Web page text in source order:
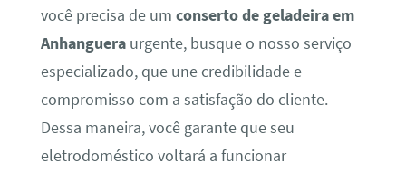
você precisa de um conserto de geladeira em
Anhangueraurgente, busque o nosso serviço
especializado, que une credibilidade e
compromisso com a satisfação do cliente.
Dessa maneira, você garante que seu
eletrodoméstico voltará a funcionar